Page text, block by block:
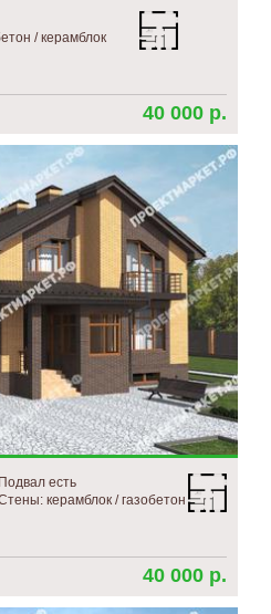
/ керамблок
40 000 р.
Подвал есть
керамблок / газобетон
40 000 р.